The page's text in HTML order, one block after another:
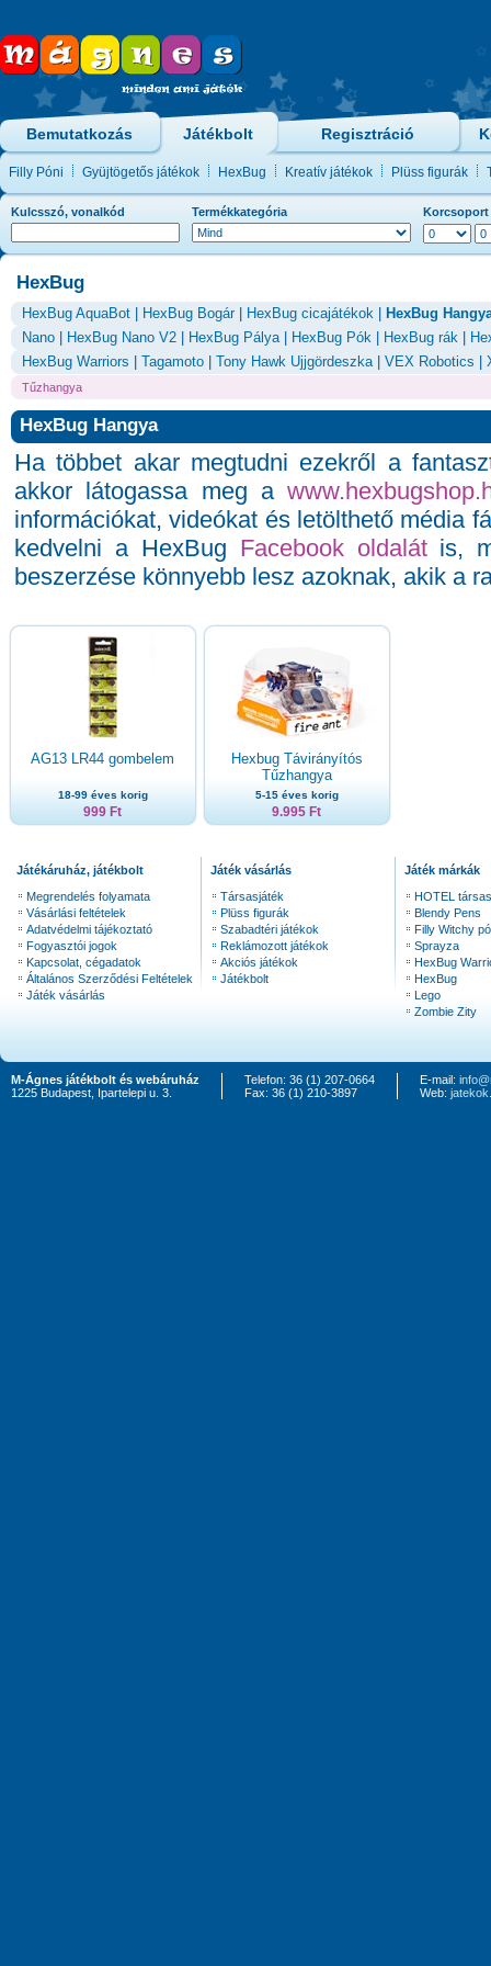
Bemutatkozás Játékbolt Regisztráció
Filly Póni Gyüjtögetős játékok HexBug Kreatív játékok Plüss figurák
Kulcsszó, vonalkód Termékkategória Korcsoport
HexBug
HexBug AquaBot HexBug Bogár| HexBug cicajátékok
HexBug
Nano
HexBug Nano V2 HexBug Pálya| HexBug Pók HexBug rák
HexBug Warriors
Tagamoto Tony Hawk Ujjgördeszka| VEX Robotics
Tűzhangya
HexBug Hangya
Ha többet akar megtudni ezekről a
akkor látogassa meg a
információkat, videókat és letölthető média
kedvelni a HexBug Facebook oldalátis,
beszerzése könnyebb lesz azoknak, akik a
AG13 LR44 gombelem
18-99 éves korig
999 Ft
Hexbug Távirányítós
Tűzhangya
5-15 éves korig
9.995 Ft
Játékáruház, játékbolt
Megrendelés folyamata
Vásárlási feltételek
Adatvédelmi tájékoztató
Fogyasztói jogok
Kapcsolat, cégadatok
Általános Szerződési Feltételek
Játék vásárlás
Játék vásárlás
Társasjáték
Plüss figurák
Szabadtéri játékok
Reklámozott játékok
Akciós játékok
Játékbolt
Játék márkák
HOTEL
Blendy Pens
Filly Witchy
Sprayza
HexBug
HexBug
Lego
Zombie Zity
M-Ágnes játékbolt és webáruház
1225 Budapest, Ipartelepi u. 3.
Telefon: 36 (1) 207-0664
Fax: 36 (1) 210-3897
E-mail:
Web: